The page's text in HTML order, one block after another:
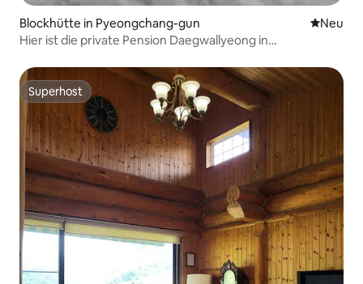
Blockhütte in Pyeongchang-gun Neue
Neu
Hier ist die private Pension Daegwallyeong in
privater Grillplatz)
Superhost
Superhost